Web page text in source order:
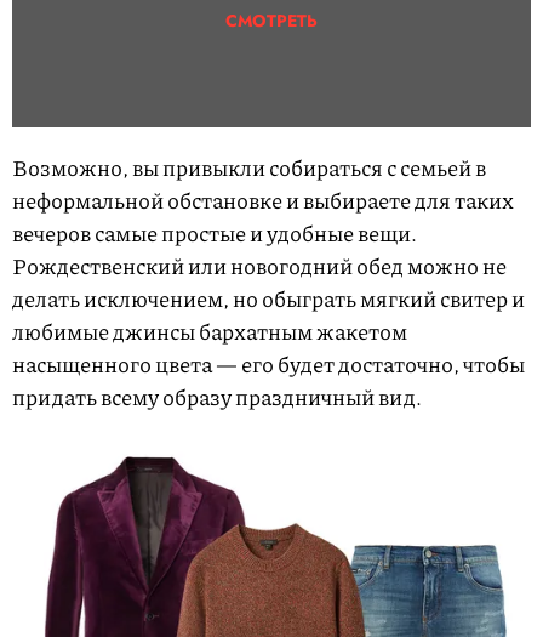
СМОТРЕТЬ
Возможно, вы привыкли собираться с семьей в
неформальной обстановке и выбираете для таких
вечеров самые простые и удобные вещи.
Рождественский или новогодний обед можно не
делать исключением, но обыграть мягкий свитер и
любимые джинсы бархатным жакетом
насыщенного цвета — его будет достаточно, чтобы
придать всему образу праздничный вид.